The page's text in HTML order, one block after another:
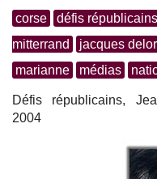
corse défis républicains
mitterrand
jacques
marianne
médias
Défis républicains,
2004